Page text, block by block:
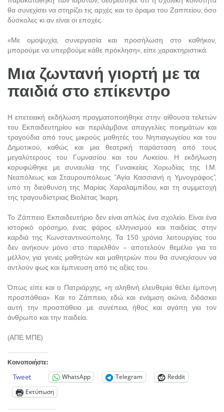
θα συνεχίσει να στηρίζει τις αρχές και το όραμα του Ζαππείου, όσο
δύσκολες κι αν είναι οι εποχές.
«Με ομοψυχία, συνεργασία και προσήλωση στο καθήκον,
μπορούμε να υπερβούμε κάθε πρόκληση», είπε χαρακτηριστικά.
Μια ζωντανή γιορτή με τα
παιδιά στο επίκεντρο
Η επετειακή εκδήλωση πραγματοποιήθηκε στην αίθουσα τελετών
του Εκπαιδευτηρίου και περιλάμβανε απαγγελίες ποιημάτων και
τραγούδια από τους μικρούς μαθητές του Νηπιαγωγείου και του
Δημοτικού, καθώς και μια θεατρική παράσταση από τους
μεγαλύτερους του Γυμνασίου και του Λυκείου. Η εκδήλωση
κορυφώθηκε με συναυλία της Γυναικείας Χορωδίας της Ι.Μ.
Νεαπόλεως και Σταυρουπόλεως “Αγία Κασσιανή η Υμνογράφος”,
υπό τη διεύθυνση της Μαρίας Χαραλαμπίδου, και τη συμμετοχή
της τραγουδίστριας Βιολέτας Ίκαρη.
Το Ζάππειο Εκπαιδευτήριο δεν είναι απλώς ένα σχολείο. Είναι ένα
ιστορικό ορόσημο, ένας φάρος ελληνισμού και παιδείας στην
καρδιά της Κωνσταντινούπολης. Τα 150 χρόνια λειτουργίας του
δεν ανήκουν μόνο στο παρελθόν – αποτελούν θεμέλιο για το
μέλλον, για γενιές μαθητών και μαθητριών που θα συνεχίσουν να
αντλούν φως και έμπνευση από τις αξίες του.
Όπως είπε και ο Πατριάρχης, «η αληθινή ελευθερία θέλει έμπονη
προσπάθεια». Και το Ζάππειο, εδώ και ενάμιση αιώνα, διδάσκει
αυτή την προσπάθεια με συνέπεια, ήθος και αγάπη για τον
άνθρωπο και την παιδεία.
(ΑΠΕ ΜΠΕ)
Κοινοποιήστε:
Tweet WhatsApp Telegram
Reddit
Εκτύπωση